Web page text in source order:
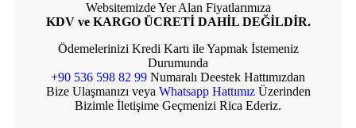
Websitemizde Yer Alan Fiyatlarımıza
KDV ve KARGO ÜCRETİ DAHİL DEĞİLDİR.
Ödemelerinizi Kredi Kartı ile Yapmak İstemeniz
Durumunda
+90 536 598 82 99 Numaralı Deestek Hattımızdan
Bize Ulaşmanızı veya Whatsapp HattımızÜzerinden
Bizimle İletişime Geçmenizi Rica Ederiz.